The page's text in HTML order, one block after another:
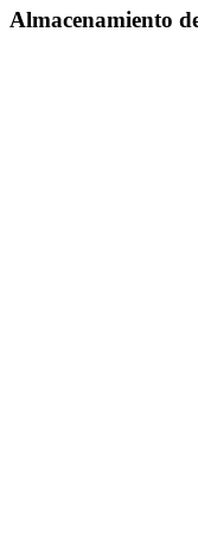
Almacenamiento